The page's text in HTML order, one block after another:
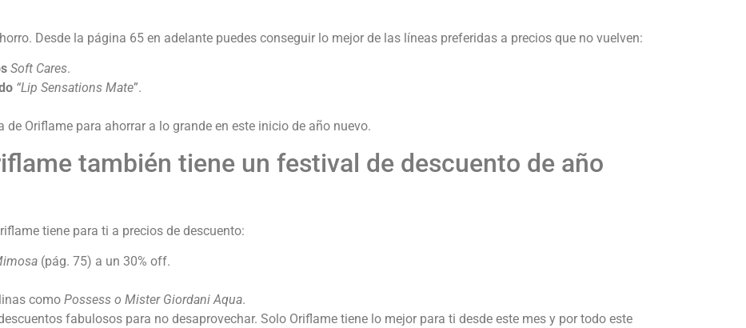
Desde la página 65 en adelante puedes conseguir lo mejor de las líneas preferidas a precios que no vuelven:
Soft Cares.
“Lip Sensations Mate”.
Oriflame para ahorrar a lo grande en este inicio de año nuevo.
también tiene un festival de descuento de año
tiene para ti a precios de descuento:
(pág. 75) a un 30% off.
como Possess o Mister Giordani Aqua.
fabulosos para no desaprovechar. Solo Oriflame tiene lo mejor para ti desde este mes y por todo este